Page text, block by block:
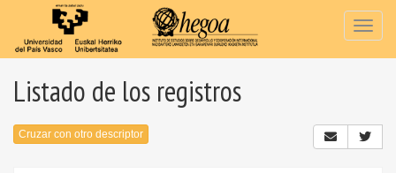
Listado de los registros
Cruzar con otro descriptor